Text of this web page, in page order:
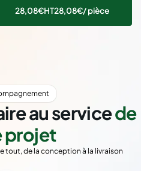
28,08€HT28,08€/ pièce
au servicede
projet
tout, de la conception à la livraison